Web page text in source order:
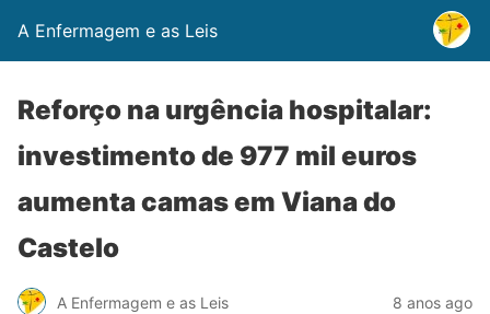
A Enfermagem e as Leis
Reforço na urgência hospitalar:
investimento de 977 mil euros
aumenta camas em Viana do
Castelo
A Enfermagem e as Leis 8 anos ago